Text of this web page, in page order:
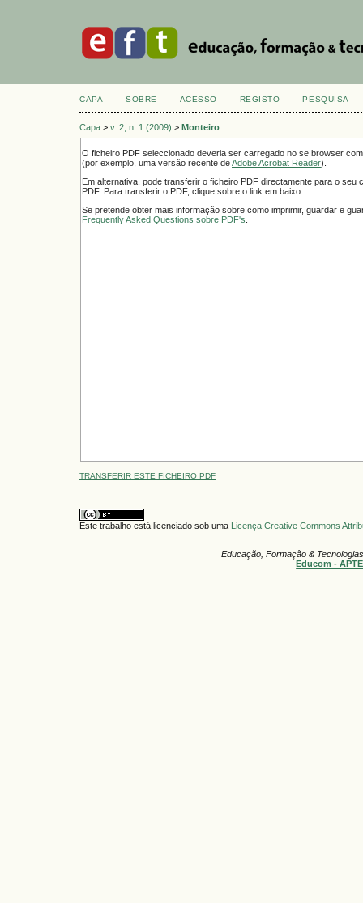
CAPA SOBRE ACESSO REGISTO PESQUISA
Capa > v. 2, n. 1 (2009) > Monteiro
O ficheiro PDF seleccionado deveria ser carregado no se browser
(por exemplo, uma versão recente deAdobe Acrobat Reader).
Em alternativa, pode transferir o ficheiro PDF directamente para o seu
PDF. Para transferir o PDF, clique sobre o link em baixo.
Se pretende obter mais informação sobre como imprimir, guardar e
Frequently Asked Questions sobre PDF's
TRANSFERIR ESTE FICHEIRO PDF
Este trabalho está licenciado sob uma Licença Creative Commons
Educação, Formação &
Educom - APTE